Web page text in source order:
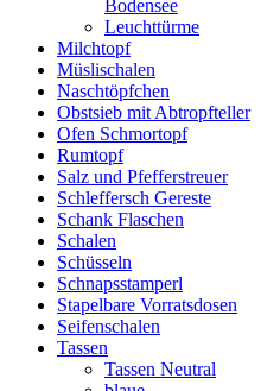
Bodensee
Leuchttürme
Milchtopf
Müslischalen
Naschtöpfchen
Obstsieb mit Abtropfteller
Ofen Schmortopf
Rumtopf
Salz und Pfefferstreuer
Schleffersch Gereste
Schank Flaschen
Schalen
Schüsseln
Schnapsstamperl
Stapelbare Vorratsdosen
Seifenschalen
Tassen
Tassen Neutral